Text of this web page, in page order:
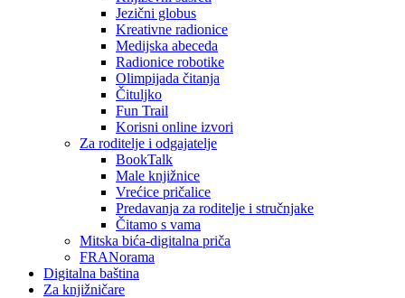
Jezični globus
Kreativne radionice
Medijska abeceda
Radionice robotike
Olimpijada čitanja
Čituljko
Fun Trail
Korisni online izvori
Za roditelje i odgajatelje
BookTalk
Male knjižnice
Vrećice pričalice
Predavanja za roditelje i stručnjake
Čitamo s vama
Mitska bića-digitalna priča
FRANorama
Digitalna baština
Za knjižničare